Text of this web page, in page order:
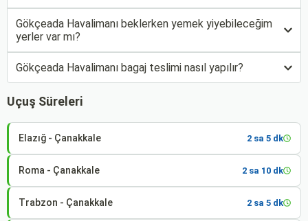
Gökçeada Havalimanı beklerken yemek yiyebileceğim
yerler var mı?
Gökçeada Havalimanı bagaj teslimi nasıl yapılır?
Uçuş Süreleri
Elazığ - Çanakkale 2 sa 5 dk
Roma - Çanakkale 2 sa 10 dk
Trabzon - Çanakkale 2 sa 5 dk